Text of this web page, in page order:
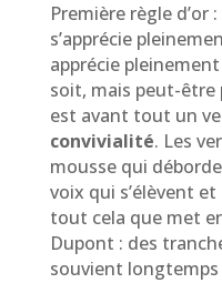
Première règle d’or
s’apprécie
apprécie pleinement
soit, mais peut-être
est avant tout un
convivialité. Les
mousse qui
voix qui s’élèvent
tout cela que met
Dupont : des
souvient longtemps